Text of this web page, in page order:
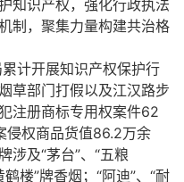
知识产权，强化行政执法
制，聚集力量构建共治格
计开展知识产权保护行
草部门打假以及江汉路步
注册商标专用权案件62
侵权商品货值86.2万余
涉及“茅台”、“五粮
楼”牌香烟；“阿迪”、“耐